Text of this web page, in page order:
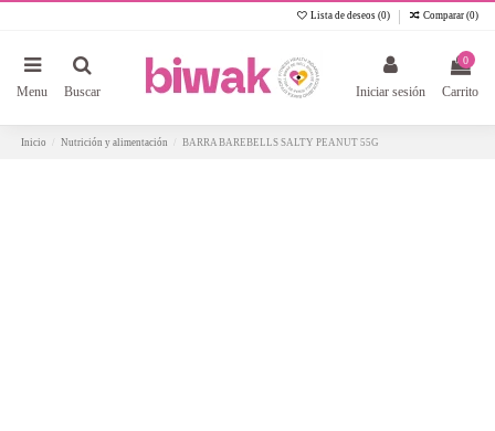
Lista de deseos (0) Comparar (0)
Menu Buscar Iniciar sesión
0
Carrito
Inicio Nutrición y alimentación BARRA BAREBELLS SALTY PEANUT 55G